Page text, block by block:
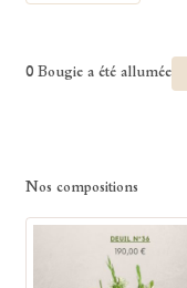
0 Bougie a été allumée
Nos compositions